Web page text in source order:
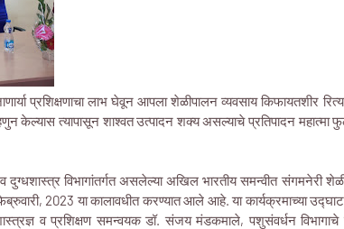
जाणार्या प्रशिक्षणाचा लाभ घेवून आपला शेळीपालन व्यवसाय किफायतशीर
केल्यास त्यापासून शाश्वत उत्पादन शक्य असल्याचे प्रतिपादन महात्मा फुले
दुग्धशास्त्र विभागांतर्गत असलेल्या अखिल भारतीय समन्वीत संगमनेरी
2023 या कालावधीत करण्यात आले आहे. या कार्यक्रमाच्या
व प्रशिक्षण समन्वयक डॉ. संजय मंडकमाले, पशुसंवर्धन विभागाचे